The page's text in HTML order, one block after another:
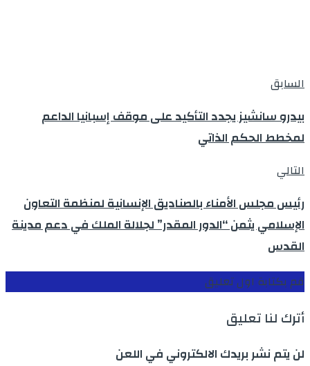
السابق
بيدرو سانشيز يجدد التأكيد على موقف إسبانيا الداعم
لمخطط الحكم الذاتي
التالي
رئيس مجلس الأمناء بالصناديق الإنسانية لمنظمة التعاون
الإسلامي يثمن “الدور المقدر” لجلالة الملك في دعم مدينة
القدس
قم بكتابة اول تعليق
أترك لنا تعليق
لن يتم نشر بريدك الالكتروني في اللعن